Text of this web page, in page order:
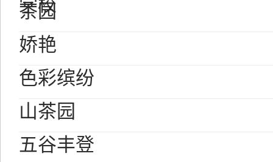
学校
茶园
娇艳
色彩缤纷
山茶园
五谷丰登